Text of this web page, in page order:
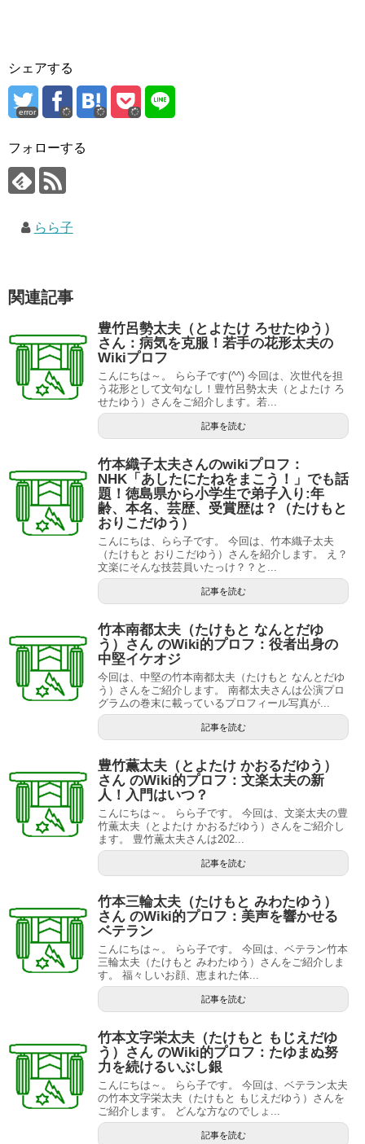
シェアする
error
フォローする
らら子
関連記事
豊竹呂勢太夫（とよたけ ろせたゆう）
さん：病気を克服！若手の花形太夫の
Wikiプロフ
こんにちは～。 らら子です(^^) 今回は、次世代を担
う花形として文句なし！豊竹呂勢太夫（とよたけ ろ
せたゆう）さんをご紹介します。若...
記事を読む
竹本織子太夫さんのwikiプロフ：
NHK「あしたにたねをまこう！」でも話
題！徳島県から小学生で弟子入り:年
齢、本名、芸歴、受賞歴は？（たけもと
おりこだゆう）
こんにちは、らら子です。 今回は、竹本織子太夫
（たけもと おりこだゆう）さんを紹介します。 え？
文楽にそんな技芸員いたっけ？？と...
記事を読む
竹本南都太夫（たけもと なんとだゆ
う）さん のWiki的プロフ：役者出身の
中堅イケオジ
今回は、中堅の竹本南都太夫（たけもと なんとだゆ
う）さんをご紹介します。 南都太夫さんは公演プロ
グラムの巻末に載っているプロフィール写真が...
記事を読む
豊竹薫太夫（とよたけ かおるだゆう）
さん のWiki的プロフ：文楽太夫の新
人！入門はいつ？
こんにちは～。 らら子です。 今回は、文楽太夫の豊
竹薫太夫（とよたけ かおるだゆう）さんをご紹介し
ます。 豊竹薫太夫さんは202...
記事を読む
竹本三輪太夫（たけもと みわたゆう）
さん のWiki的プロフ：美声を響かせる
ベテラン
こんにちは～。 らら子です。 今回は、ベテラン竹本
三輪太夫（たけもと みわたゆう）さんをご紹介しま
す。 福々しいお顔、恵まれた体...
記事を読む
竹本文字栄太夫（たけもと もじえだゆ
う）さん のWiki的プロフ：たゆまぬ努
力を続けるいぶし銀
こんにちは～。 らら子です。 今回は、ベテラン太夫
の竹本文字栄太夫（たけもと もじえだゆう）さんを
ご紹介します。 どんな方なのでしょ...
記事を読む